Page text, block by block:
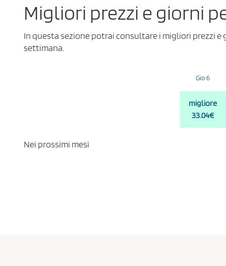
Migliori prezzi e giorni
In questa sezione potrai consultare i migliori prezzi
settimana.
Gio 6
migliore
33.04€
Nei prossimi mesi